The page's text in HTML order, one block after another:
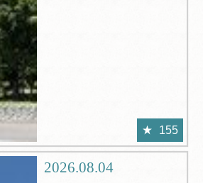
155
2026.08.04